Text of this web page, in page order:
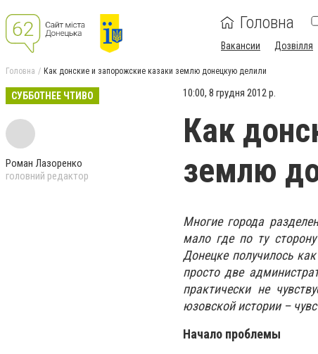
Головна
Вакансии Дозвілля
Головна Как донские и запорожские казаки землю донецкую делили
СУББОТНЕЕ ЧТИВО
Роман Лазоренко
головний редактор
10:00, 8 грудня 2012 р.
Как
землю
Многие города
мало где по ту
Донецке получилось
просто две
практически не
юзовской истории –
Начало проблемы